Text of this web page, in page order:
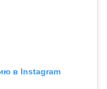
в Instagram